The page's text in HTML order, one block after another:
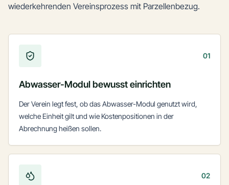
wiederkehrenden Vereinsprozess mit Parzellenbezug.
01
Abwasser-Modul bewusst einrichten
Der Verein legt fest, ob das Abwasser-Modul genutzt wird,
welche Einheit gilt und wie Kostenpositionen in der
Abrechnung heißen sollen.
02